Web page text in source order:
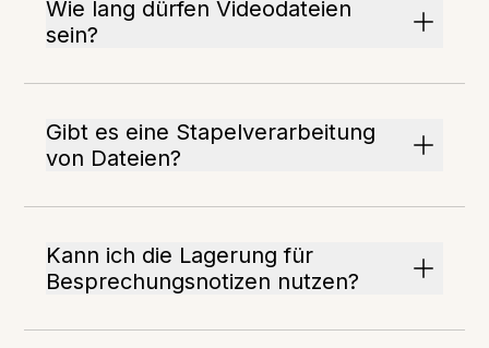
Wie lang dürfen Videodateien
sein?
Gibt es eine Stapelverarbeitung
von Dateien?
Kann ich die Lagerung für
Besprechungsnotizen nutzen?